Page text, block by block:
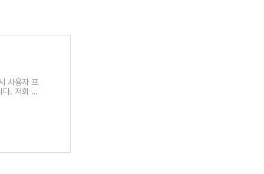
사용자 프
다. 저희 쪽